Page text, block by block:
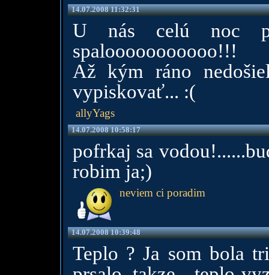
14.07.2008 11:32:31
U nás celú noc
spalooooooooooo!!!
Až kým ráno
vypiskovať... :(
allyYags
14.07.2008 10:58:17
pofrkaj sa
robim ja;)
neviem ci poradim
14.07.2008 10:39:48
Teplo ? Ja som bola